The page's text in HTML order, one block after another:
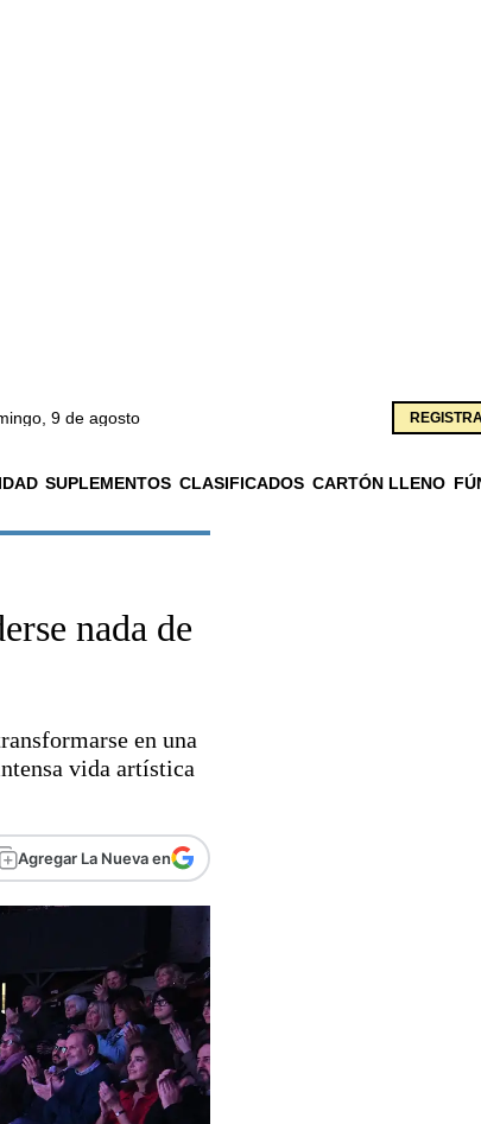
9 de agosto
SUPLEMENTOS CLASIFICADOS CARTÓN LLENO
nada de
en una
vida artística
Agregar La Nueva en